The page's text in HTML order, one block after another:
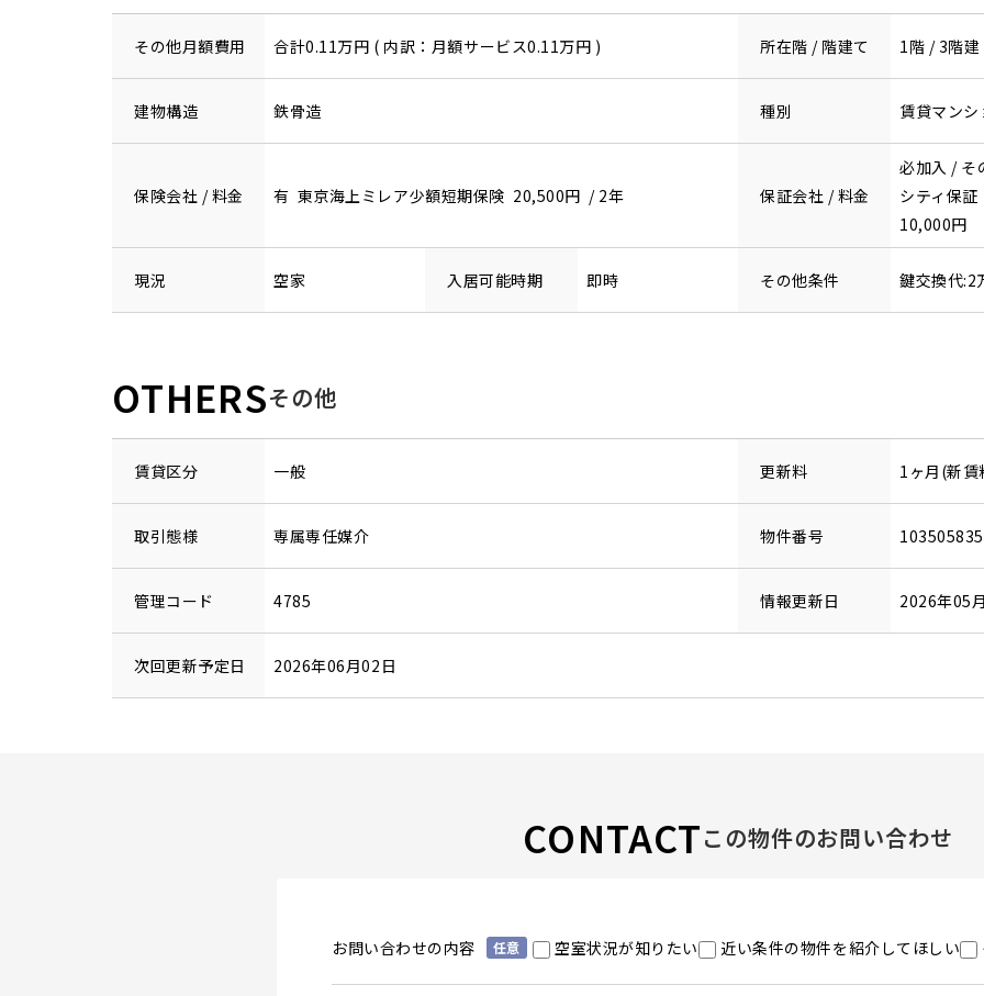
その他月額費用 合計0.11万円 ( 内訳：月額サービス0.11万円 ) 所在階 / 階建て 1階 / 3階建
建物構造 鉄骨造 種別 賃貸マンシ
保険会社 / 料金 有 東京海上ミレア少額短期保険 20,500円 / 2年 保証会社 / 料金
必加入 / そ
シティ保
10,000円
現況 空家 入居可能時期 即時 その他条件 鍵交換代:2
OTHERSその他
賃貸区分 一般 更新料 1ヶ月(新賃
取引態様 専属専任媒介 物件番号 103505835
管理コード 4785 情報更新日 2026年05
次回更新予定日 2026年06月02日
CONTACTこの物件のお問い合わせ
お問い合わせの内容 任意 空室状況が知りたい 近い条件の物件を紹介してほしい